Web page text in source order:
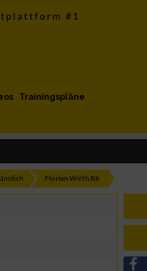
Trainingspläne
Florian Wirth Rb